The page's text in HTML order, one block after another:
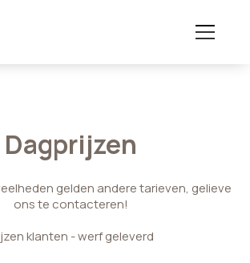
Dagprijzen
gelden andere tarieven, gelieve
ons te contacteren!
klanten - werf geleverd